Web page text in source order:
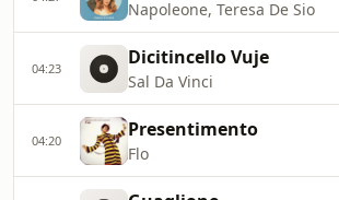
Napoleone, Teresa De Sio
04:23 Dicitincello Vuje
Sal Da Vinci
04:20 Presentimento
Flo